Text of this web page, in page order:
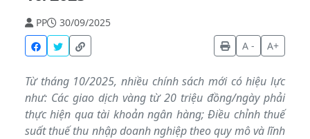
PP
30/09/2025
A -
A+
Từ tháng 10/2025, nhiều chính sách mới có hiệu lực
như: Các giao dịch vàng từ 20 triệu đồng/ngày phải
thực hiện qua tài khoản ngân hàng; Điều chỉnh thuế
suất thuế thu nhập doanh nghiệp theo quy mô và lĩnh